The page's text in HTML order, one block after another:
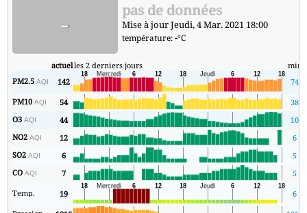
- pas de données
Mise à jour Jeudi, 4 Mar. 2021 18:00
température:-°C
actuelles 2 derniers jours min
PM2.5AQI 142
74
PM10AQI 54
38
O3AQI 44
10
NO2AQI 12
6
SO2AQI 6
5
COAQI 7
5
Temp.
19 6